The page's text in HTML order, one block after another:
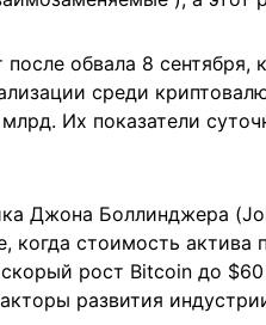
обвала 8
среди
Их показатели
Джона Боллинджера
когда стоимость актива
рост Bitcoin до
развития